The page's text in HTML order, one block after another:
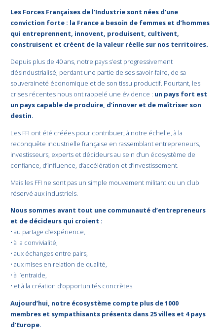
Les Forces Françaises de l’Industrie sont nées d’une
conviction forte : la France a besoin de femmes et d’hommes
qui entreprennent, innovent, produisent, cultivent,
construisent et créent de la valeur réelle sur nos territoires.
Depuis plus de 40 ans, notre pays s’est progressivement
désindustrialisé, perdant une partie de ses savoir-faire, de sa
souveraineté économique et de son tissu productif. Pourtant, les
crises récentes nous ont rappelé une évidence : un pays fort est
un pays capable de produire, d’innover et de maîtriser son
destin.
Les FFI ont été créées pour contribuer, à notre échelle, à la
reconquête industrielle française en rassemblant entrepreneurs,
investisseurs, experts et décideurs au sein d’un écosystème de
confiance, d’influence, d’accélération et d’investissement.
Mais les FFI ne sont pas un simple mouvement militant ou un club
réservé aux industriels.
Nous sommes avant tout une communauté d’entrepreneurs
et de décideurs qui croient :
• au partage d’expérience,
• à la convivialité,
• aux échanges entre pairs,
• aux mises en relation de qualité,
• à l’entraide,
• et à la création d’opportunités concrètes.
Aujourd’hui, notre écosystème compte plus de 1000
membres et sympathisants présents dans 25 villes et 4 pays
d’Europe.